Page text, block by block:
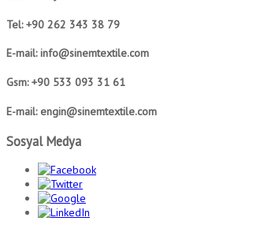
Tel: +90 262 343 38 79
E-mail: info@sinemtextile.com
Gsm: +90 533 093 31 61
E-mail: engin@sinemtextile.com
Sosyal Medya